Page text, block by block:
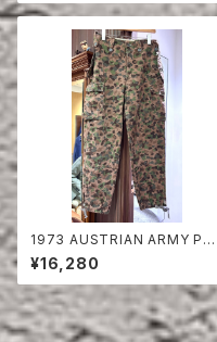
1973 AUSTRIAN ARMY PEA
DOT CAMO FIERD PANTS
¥16,280